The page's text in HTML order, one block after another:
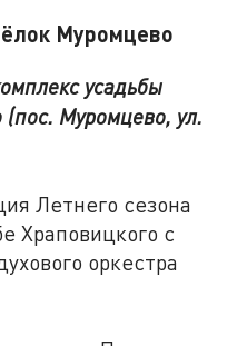
Муромцево
усадьбы
Муромцево, ул.
Летнего сезона
Храповицкого с
оркестра